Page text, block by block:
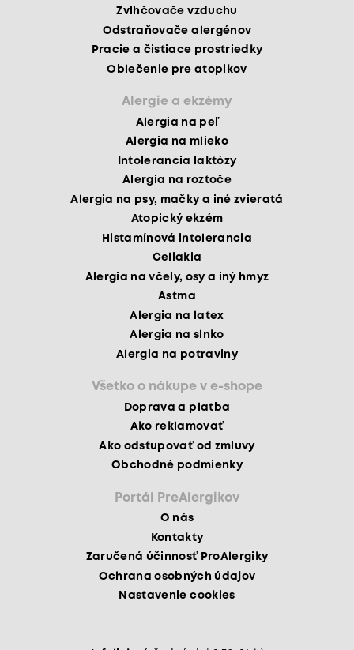
Zvlhčovače vzduchu
Odstraňovače alergénov
Pracie a čistiace prostriedky
Oblečenie pre atopikov
Alergie a ekzémy
Alergia na peľ
Alergia na mlieko
Intolerancia laktózy
Alergia na roztoče
Alergia na psy, mačky a iné zvieratá
Atopický ekzém
Histamínová intolerancia
Celiakia
Alergia na včely, osy a iný hmyz
Astma
Alergia na latex
Alergia na slnko
Alergia na potraviny
Všetko o nákupe v e-shope
Doprava a platba
Ako reklamovať
Ako odstupovať od zmluvy
Obchodné podmienky
Portál PreAlergikov
O nás
Kontakty
Zaručená účinnosť ProAlergiky
Ochrana osobných údajov
Nastavenie cookies